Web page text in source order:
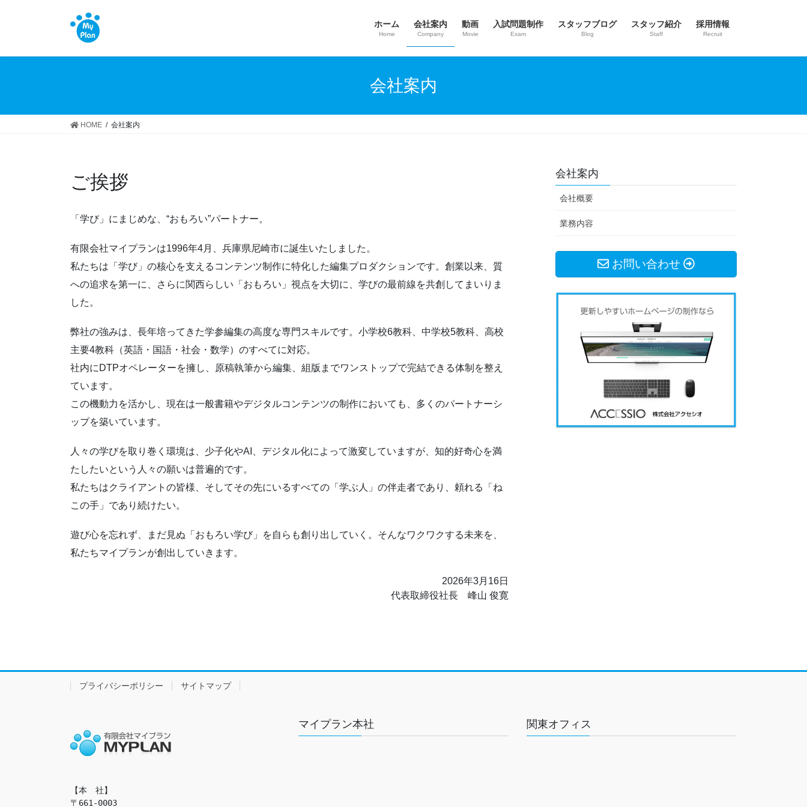
ホーム
Home
会社案内
Company
動画
Movie
入試問題制作
Exam
スタッフブログ
Blog
スタッフ紹介
Staff
採用情報
Recruit
会社案内
HOME 会社案内
ご挨拶
「学び」にまじめな、“おもろい”パートナー。
有限会社マイプランは1996年4月、兵庫県尼崎市に誕生いたしました。
私たちは「学び」の核心を支えるコンテンツ制作に特化した編集プロダクションです。創業以来、質
への追求を第一に、さらに関西らしい「おもろい」視点を大切に、学びの最前線を共創してまいりま
した。
弊社の強みは、長年培ってきた学参編集の高度な専門スキルです。小学校6教科、中学校5教科、高校
主要4教科（英語・国語・社会・数学）のすべてに対応。
社内にDTPオペレーターを擁し、原稿執筆から編集、組版までワンストップで完結できる体制を整え
ています。
この機動力を活かし、現在は一般書籍やデジタルコンテンツの制作においても、多くのパートナーシ
ップを築いています。
人々の学びを取り巻く環境は、少子化やAI、デジタル化によって激変していますが、知的好奇心を満
たしたいという人々の願いは普遍的です。
私たちはクライアントの皆様、そしてその先にいるすべての「学ぶ人」の伴走者であり、頼れる「ね
この手」であり続けたい。
遊び心を忘れず、まだ見ぬ「おもろい学び」を自らも創り出していく。そんなワクワクする未来を、
私たちマイプランが創出していきます。
2026年3月16日
代表取締役社長 峰山 俊寛
会社案内
会社概要
業務内容
お問い合わせ
プライバシーポリシー サイトマップ
【本　社】
〒661-0003
マイプラン本社 関東オフィス